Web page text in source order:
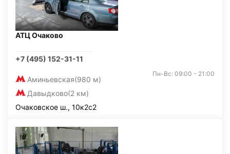
АТЦ Очаково
+7 (495) 152-31-11
Аминьевская(980 м)
Давыдково(2 км)
Пн-Вс: 09:00 - 21:00
Очаковское ш., 10к2с2